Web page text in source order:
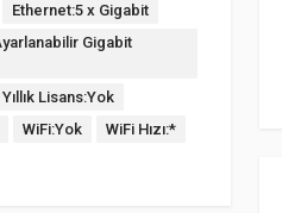
Ethernet:5 x Gigabit
Gigabit
Yıllık Lisans:Yok
WiFi:Yok
WiFi Hızı:*